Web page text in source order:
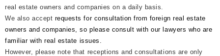
real estate owners and companies on a daily basis.
We also accept requests for consultation from foreign real estate
owners and companies, so please consult with our lawyers who are
familiar with real estate issues.
However, please note that receptions and consultations are only